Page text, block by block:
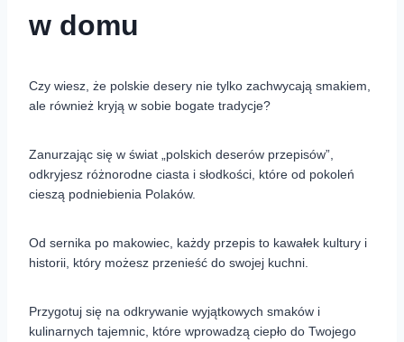
w domu
Czy wiesz, że polskie desery nie tylko zachwycają smakiem,
ale również kryją w sobie bogate tradycje?
Zanurzając się w świat „polskich deserów przepisów”,
odkryjesz różnorodne ciasta i słodkości, które od pokoleń
cieszą podniebienia Polaków.
Od sernika po makowiec, każdy przepis to kawałek kultury i
historii, który możesz przenieść do swojej kuchni.
Przygotuj się na odkrywanie wyjątkowych smaków i
kulinarnych tajemnic, które wprowadzą ciepło do Twojego